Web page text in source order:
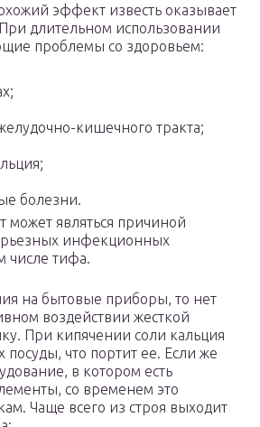
эффект известь оказывает
длительном использовании
проблемы со здоровьем:
кишечного тракта;
болезни.
может являться причиной
инфекционных
числе тифа.
на бытовые приборы, то нет
воздействии жесткой
При кипячении соли кальция
посуды, что портит ее. Если же
в котором есть
со временем это
Чаще всего из строя выходит